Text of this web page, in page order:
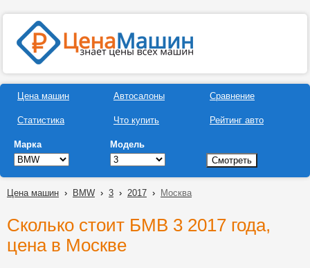
Цена машин
Статистика
Автосалоны
Что купить
Сравнение
Рейтинг авто
Марка Модель
Цена машин › BMW › 3 › 2017 › Москва
Сколько стоит БМВ 3 2017 года,
цена в Москве